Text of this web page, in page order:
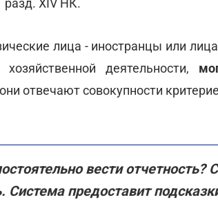
разд. XIV НК.
лица - иностранцы или
деятельности,
отвечают совокупности
вести отчетность?
Система предоставит